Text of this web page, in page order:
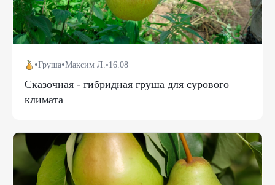
•Груша•Максим Л.•16.08
Сказочная - гибридная груша для сурового
климата